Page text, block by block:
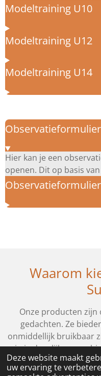
Deze website maakt
uw ervaring te
Modeltraining U10
Modeltraining U12
Modeltraining U14
Hier kan je een
openen. Dit op basis
Waarom
Onze producten
gedachten. Ze
onmiddellijk bruikbaar
in je dagelijkse